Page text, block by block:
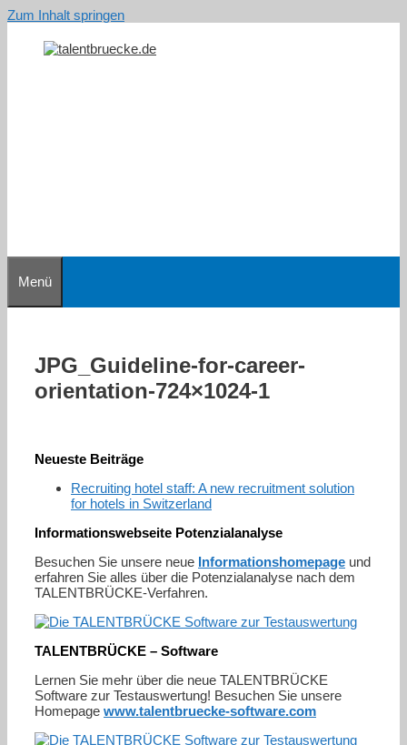
Zum Inhalt springen
Menü
JPG_Guideline-for-career-
orientation-724×1024-1
Neueste Beiträge
Recruiting hotel staff: A new recruitment solution
for hotels in Switzerland
Informationswebseite Potenzialanalyse
Besuchen Sie unsere neue Informationshomepage und
erfahren Sie alles über die Potenzialanalyse nach dem
TALENTBRÜCKE-Verfahren.
TALENTBRÜCKE – Software
Lernen Sie mehr über die neue TALENTBRÜCKE
Software zur Testauswertung! Besuchen Sie unsere
Homepage www.talentbruecke-software.com